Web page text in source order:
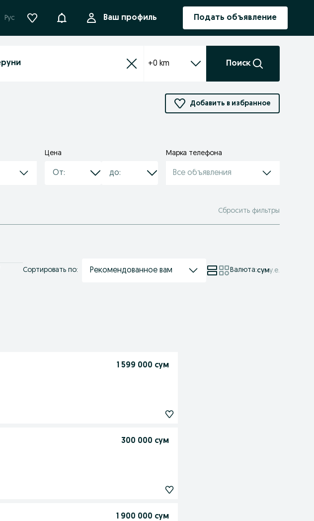
Рус УведомленияВаш профиль Подать объявление
+0 km Поиск
Добавить в избранное
Цена Марка телефона
Все объявления
Сбросить фильтры
Сортировать по: Рекомендованное вам Валюта:суму.е.
1 599 000 сум
300 000 сум
1 900 000 сум